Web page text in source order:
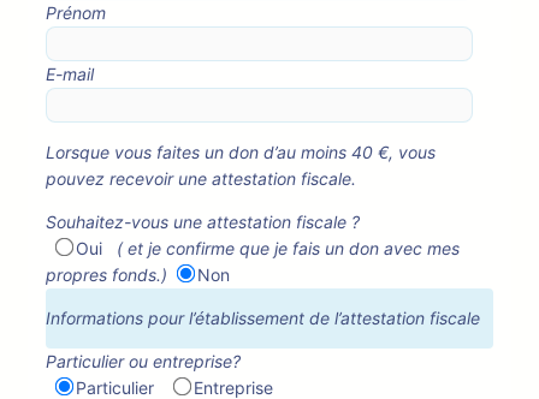
Prénom
E-mail
Lorsque vous faites un don d’au moins 40 €, vous
pouvez recevoir une attestation fiscale.
Souhaitez-vous une attestation fiscale ?
Oui
( et je confirme que je fais un don avec mes
propres fonds.)
Non
Informations pour l’établissement de l’attestation fiscale
Particulier ou entreprise?
Particulier
Entreprise